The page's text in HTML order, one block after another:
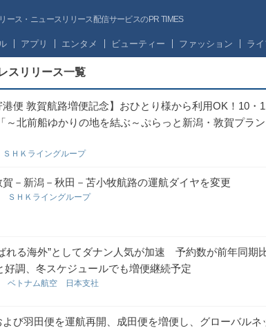
ース・ニュースリリース配信サービスのPR TIMES
アプリ エンタメ ビューティー ファッション ラ
スリリース一覧
港便 敦賀航路増便記念】おひとり様から利用OK！10・
～北前船ゆかりの地を結ぶ～ぷらっと新潟・敦賀プラ
ＳＨＫライングループ
賀－新潟－秋田－苫小牧航路の運航ダイヤを変更
ＳＨＫライングループ
れる海外”としてダナン人気が加速 予約数が前年同期
好調、冬スケジュールでも増便継続予定
ベトナム航空 日本支社
よび羽田便を運航再開、成田便を増便し、グローバルネ